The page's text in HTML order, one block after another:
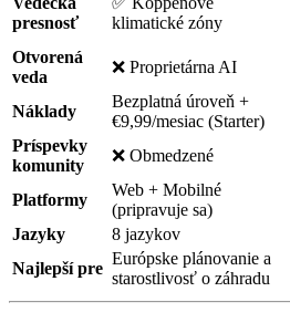
presnosť
klimatické zóny
Otvorená
veda
❌ Proprietárna AI
Náklady
Bezplatná úroveň +
€9,99/mesiac (Starter)
Príspevky
komunity
❌ Obmedzené
Platformy
Web + Mobilné
(pripravuje sa)
Jazyky
8 jazykov
Najlepší pre
Európske plánovanie a
starostlivosť o záhradu